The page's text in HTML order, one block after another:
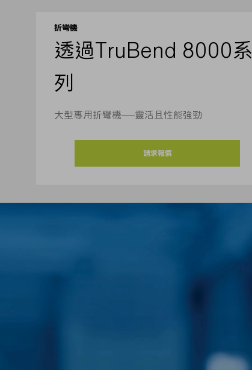
折彎機
透過TruBend 8000系
列
大型專用折彎機——靈活且性能強勁
請求報價